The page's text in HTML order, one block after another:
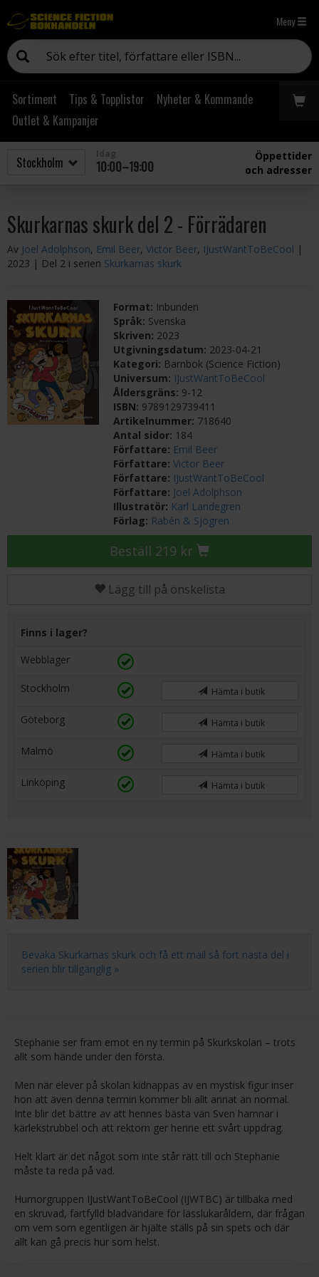
Meny
Sortiment Tips & Topplistor
Nyheter & Kommande
Outlet & Kampanjer
10:00–19:00
Öppettider
och adresser
Skurkarnas skurk del 2 - Förrädaren
Av Joel Adolphson, Emil Beer, Victor Beer, IJustWantToBeCool |
2023 | Del 2 i serien Skurkarnas skurk
Format: Inbunden
Språk: Svenska
Skriven: 2023
Utgivningsdatum: 2023-04-21
Kategori: Barnbok (Science Fiction)
Universum: IJustWantToBeCool
Åldersgräns: 9-12
ISBN: 9789129739411
Artikelnummer: 718640
Antal sidor: 184
Författare: Emil Beer
Författare:Victor Beer
Författare: IJustWantToBeCool
Författare: Joel Adolphson
Illustratör: Karl Landegren
Förlag: Rabén & Sjögren
Beställ 219 kr
Lägg till på önskelista
Finns i lager?
Webblager
Stockholm Hämta i butik
Göteborg Hämta i butik
Malmö Hämta i butik
Linköping Hämta i butik
Bevaka Skurkarnas skurk och få ett mail så fort nästa del i
serien blir tillgänglig »
Stephanie ser fram emot en ny termin på Skurkskolan – trots
allt som hände under den första.
Men när elever på skolan kidnappas av en mystisk figur inser
hon att även denna termin kommer bli allt annat än normal.
Inte blir det bättre av att hennes bästa vän Sven hamnar i
kärlekstrubbel och att rektorn ger henne ett svårt uppdrag.
Helt klart är det något som inte står rätt till och Stephanie
måste ta reda på vad.
Humorgruppen IJustWantToBeCool (IJWTBC) är tillbaka med
en skruvad, fartfylld bladvändare för lässlukaråldern, där frågan
om vem som egentligen är hjälte ställs på sin spets och där
allt kan gå precis hur som helst.